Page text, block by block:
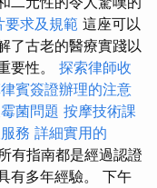
要求及規範 這座可以
了古老的醫療實踐以
要性。 探索律師收
賓簽證辦理的注意
菌問題 按摩技術課
務 詳細實用的
有指南都是經過認證
有多年經驗。 下午